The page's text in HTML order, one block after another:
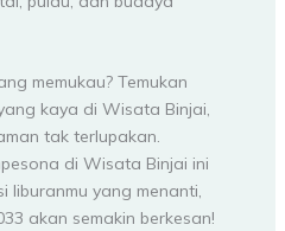
memukau? Temukan
kaya di Wisata Binjai,
tak terlupakan.
di Wisata Binjai ini
liburanmu yang menanti,
akan semakin berkesan!